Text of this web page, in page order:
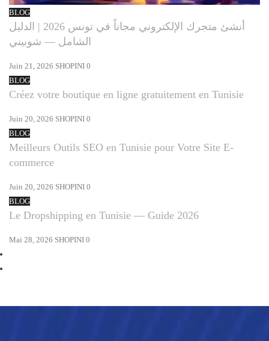
BLOG
أنشئ متجرك الإلكتروني مجاناً في تونس 2026 | الدليل
الشامل — شوبيني
Juin 21, 2026 SHOPINI 0
BLOG
Créez votre boutique en ligne gratuitement en Tunisie
Juin 20, 2026 SHOPINI 0
BLOG
Meilleurs Outils SEO en Tunisie pour Votre Site E-
commerce
Juin 20, 2026 SHOPINI 0
BLOG
Le Dropshipping en Tunisie — Guide 2026
Mai 28, 2026 SHOPINI 0